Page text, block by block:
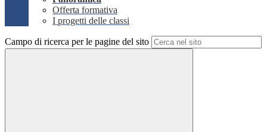
Offerta formativa
I progetti delle classi
Campo di ricerca per le pagine del sito